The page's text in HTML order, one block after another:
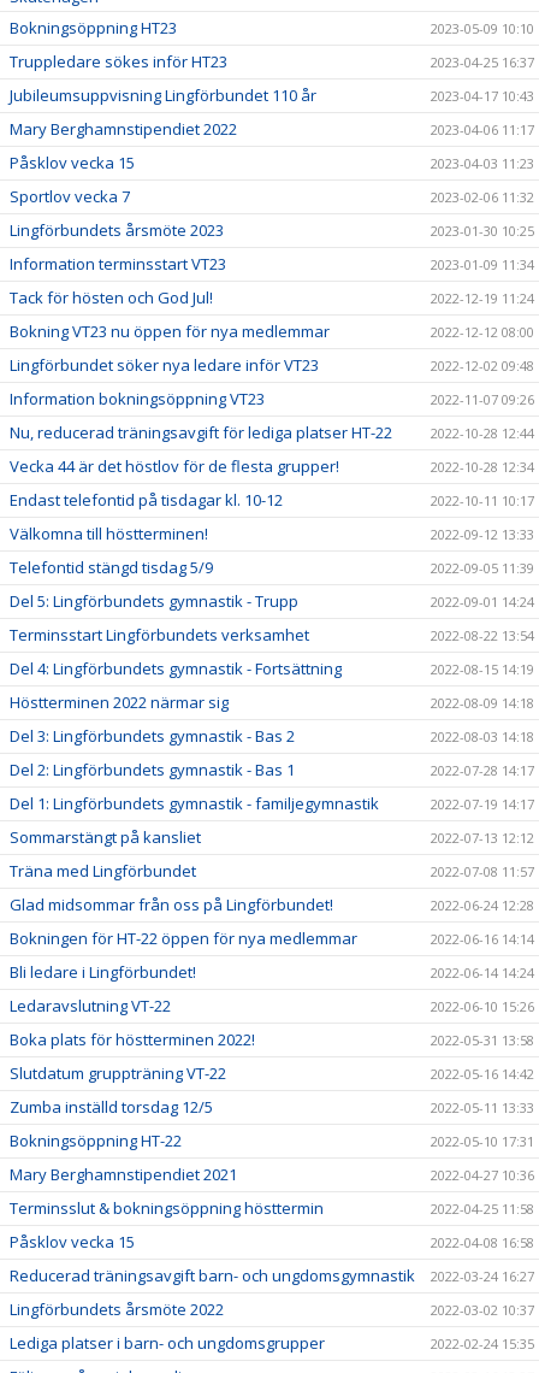
Bokningsöppning HT23
2023-05-09 10:10
Truppledare sökes inför HT23 2023-04-25 16:37
Jubileumsuppvisning Lingförbundet 110 år 2023-04-17 10:43
Mary Berghamnstipendiet 2022 2023-04-06 11:17
Påsklov vecka 15 2023-04-03 11:23
Sportlov vecka 7 2023-02-06 11:32
Lingförbundets årsmöte 2023 2023-01-30 10:25
Information terminsstart VT23 2023-01-09 11:34
Tack för hösten och God Jul! 2022-12-19 11:24
Bokning VT23 nu öppen för nya medlemmar 2022-12-12 08:00
Lingförbundet söker nya ledare inför VT23 2022-12-02 09:48
Information bokningsöppning VT23 2022-11-07 09:26
Nu, reducerad träningsavgift för lediga platser HT-22 2022-10-28 12:44
Vecka 44 är det höstlov för de flesta grupper! 2022-10-28 12:34
Endast telefontid på tisdagar kl. 10-12 2022-10-11 10:17
Välkomna till höstterminen! 2022-09-12 13:33
Telefontid stängd tisdag 5/9 2022-09-05 11:39
Del 5: Lingförbundets gymnastik - Trupp 2022-09-01 14:24
Terminsstart Lingförbundets verksamhet 2022-08-22 13:54
Del 4: Lingförbundets gymnastik - Fortsättning 2022-08-15 14:19
Höstterminen 2022 närmar sig 2022-08-09 14:18
Del 3: Lingförbundets gymnastik - Bas 2 2022-08-03 14:18
Del 2: Lingförbundets gymnastik - Bas 1 2022-07-28 14:17
Del 1: Lingförbundets gymnastik - familjegymnastik 2022-07-19 14:17
Sommarstängt på kansliet 2022-07-13 12:12
Träna med Lingförbundet 2022-07-08 11:57
Glad midsommar från oss på Lingförbundet! 2022-06-24 12:28
Bokningen för HT-22 öppen för nya medlemmar 2022-06-16 14:14
Bli ledare i Lingförbundet! 2022-06-14 14:24
Ledaravslutning VT-22 2022-06-10 15:26
Boka plats för höstterminen 2022! 2022-05-31 13:58
Slutdatum gruppträning VT-22 2022-05-16 14:42
Zumba inställd torsdag 12/5 2022-05-11 13:33
Bokningsöppning HT-22 2022-05-10 17:31
Mary Berghamnstipendiet 2021 2022-04-27 10:36
Terminsslut & bokningsöppning hösttermin 2022-04-25 11:58
Påsklov vecka 15 2022-04-08 16:58
Reducerad träningsavgift barn- och ungdomsgymnastik 2022-03-24 16:27
Lingförbundets årsmöte 2022 2022-03-02 10:37
Lediga platser i barn- och ungdomsgrupper 2022-02-24 15:35